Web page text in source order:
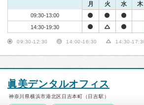
月 火 水 木
09:30-13:00
14:30-19:30
09:30-12:30 14:00-16:30 14:30-
眞美デンタルオフィス
神奈川県横浜市港北区日吉本町（日吉駅）